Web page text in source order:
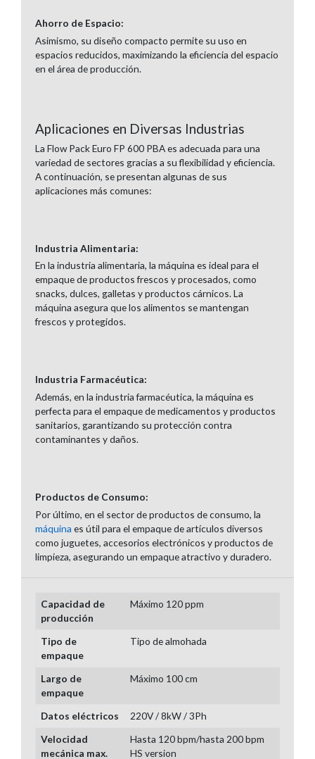
Ahorro de Espacio:
Asimismo, su diseño compacto permite su uso en
espacios reducidos, maximizando la eficiencia del espacio
en el área de producción.
Aplicaciones en Diversas Industrias
La Flow Pack Euro FP 600 PBA es adecuada para una
variedad de sectores gracias a su flexibilidad y eficiencia.
A continuación, se presentan algunas de sus
aplicaciones más comunes:
Industria Alimentaria:
En la industria alimentaria, la máquina es ideal para el
empaque de productos frescos y procesados, como
snacks, dulces, galletas y productos cárnicos. La
máquina asegura que los alimentos se mantengan
frescos y protegidos.
Industria Farmacéutica:
Además, en la industria farmacéutica, la máquina es
perfecta para el empaque de medicamentos y productos
sanitarios, garantizando su protección contra
contaminantes y daños.
Productos de Consumo:
Por último, en el sector de productos de consumo, la
máquina es útil para el empaque de artículos diversos
como juguetes, accesorios electrónicos y productos de
limpieza, asegurando un empaque atractivo y duradero.
Capacidad de
producción
Máximo 120 ppm
Tipo de
empaque
Tipo de almohada
Largo de
empaque
Máximo 100 cm
Datos eléctricos
220V / 8kW / 3Ph
Velocidad
mecánica max.
Hasta 120 bpm/hasta 200 bpm
HS version